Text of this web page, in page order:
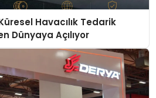
Havacılık Tedarik
Dünyaya Açılıyor